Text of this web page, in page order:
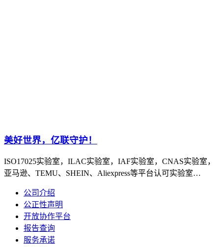
美好世界，亿联守护！
ISO17025实验室，ILAC实验室，IAF实验室，CNAS实验室，
亚马逊、TEMU、SHEIN、Aliexpress等平台认可实验室…
公司介绍
公正性声明
开放协作平台
报告查询
服务承诺